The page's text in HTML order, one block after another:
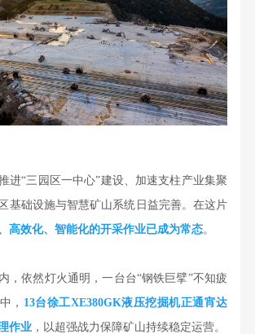
进“三园区一中心”建设、加速支柱产业集聚
基础设施与智慧矿山系统日益完善。在这片
高效化、智能化的开采作业已成为常态。
，依然灯火通明，一台台“钢铁巨擘”不知疲
， 13台徐工XE380GK液压挖掘机正通宵达
作业，以超强战力保障矿山持续稳定运营。